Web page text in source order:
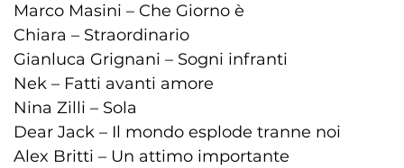
Marco Masini – Che Giorno è
Chiara – Straordinario
Gianluca Grignani – Sogni infranti
Nek – Fatti avanti amore
Nina Zilli – Sola
Dear Jack – Il mondo esplode tranne noi
Alex Britti – Un attimo importante